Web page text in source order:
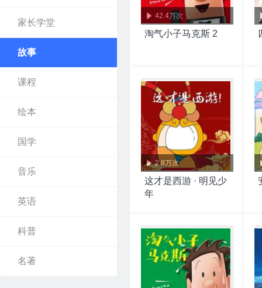
家长学堂
故事
课程
绘本
国学
音乐
英语
科普
名著
42.4万次
淘气小子马克斯 2
2.8万次
这才是西游 · 明见少
年